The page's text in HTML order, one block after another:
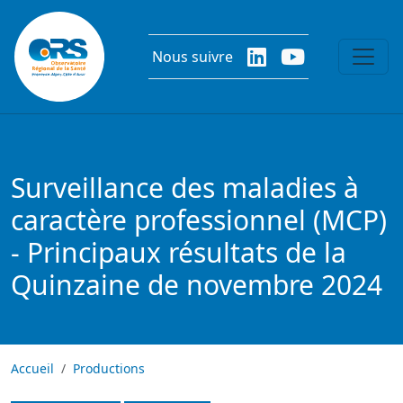
Aller au contenu principal
Nous suivre
Surveillance des maladies à
caractère professionnel (MCP)
- Principaux résultats de la
Quinzaine de novembre 2024
Accueil Productions